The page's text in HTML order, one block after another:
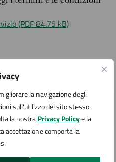
la navigazione degli
sull'utilizzo del sito stesso.
la nostraPrivacy Policye la
accettazione comporta la
(PDF 84.75 kB)
Produttive (SUAP)